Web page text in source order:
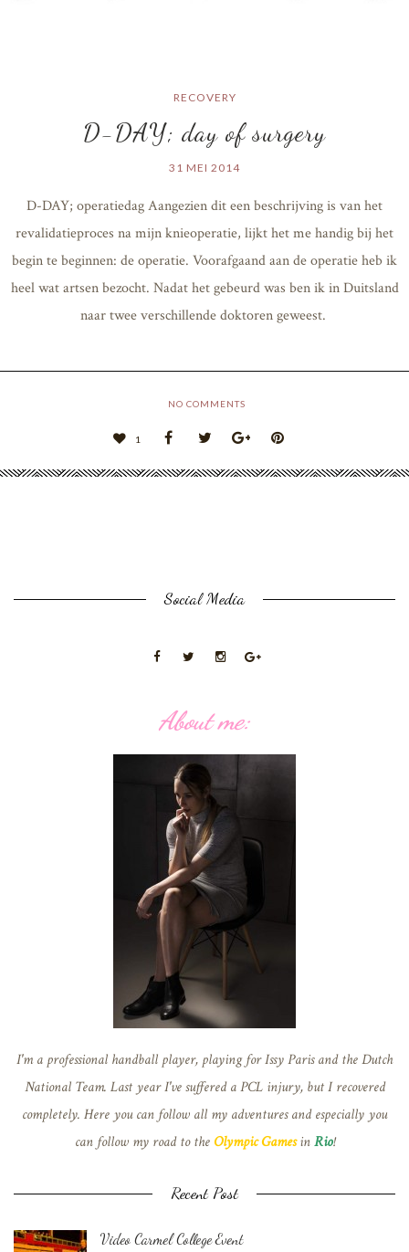
RECOVERY
D-DAY; day of surgery
31 MEI 2014
D-DAY; operatiedag Aangezien dit een beschrijving is van het
revalidatieproces na mijn knieoperatie, lijkt het me handig bij het
begin te beginnen: de operatie. Voorafgaand aan de operatie heb ik
heel wat artsen bezocht. Nadat het gebeurd was ben ik in Duitsland
naar twee verschillende doktoren geweest.
NO COMMENTS
1
Social Media
About me:
I'm a professional handball player, playing for Issy Paris and the Dutch
National Team. Last year I've suffered a PCL injury, but I recovered
completely. Here you can follow all my adventures and especially you
can follow my road to theOlympic GamesinRio!
Recent Post
Video Carmel College Event